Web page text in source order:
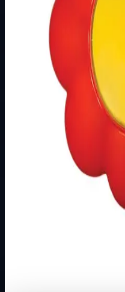
Prezentacijski prikaz bez
Kratak pregled
Broj artikla: 16.33.005
montažnu kutiju O60
10AX/250V Stupanj
Dostupno za kupnju u
Ovaj proizvod možete